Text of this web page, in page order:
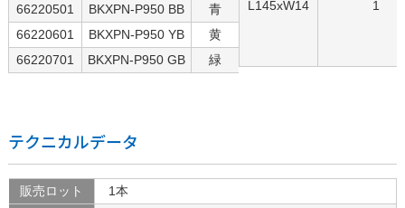
66220501
BKXPN-P950 BB
青
66220601
BKXPN-P950 YB
黄
66220701
BKXPN-P950 GB 緑
L145xW14 1
テクニカルデータ
販売ロット
1本